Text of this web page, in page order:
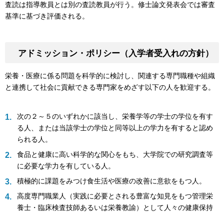
査読は指導教員とは別の査読教員が行う。修士論文発表会では審査
基準に基づき評価される。
アドミッション・ポリシー（入学者受入れの方針）
栄養・医療に係る問題を科学的に検討し、関連する専門職種や組織
と連携して社会に貢献できる専門家をめざす以下の人を歓迎する。
次の２～５のいずれかに該当し、栄養学等の学士の学位を有す
る人、または当該学士の学位と同等以上の学力を有すると認め
られる人。
食品と健康に高い科学的な関心をもち、大学院での研究調査等
に必要な学力を有している人。
積極的に課題をみつけ食生活や医療の改善に意欲をもつ人。
高度専門職業人（実践に必要とされる豊富な知見をもつ管理栄
養士・臨床検査技師あるいは栄養教諭）として人々の健康保持